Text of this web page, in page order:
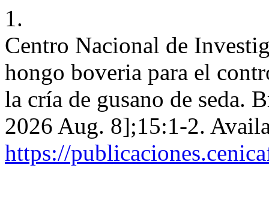
1.
Centro Nacional de
hongo boveria para el
la cría de gusano de seda.
2026 Aug. 8];15:1-2.
https://